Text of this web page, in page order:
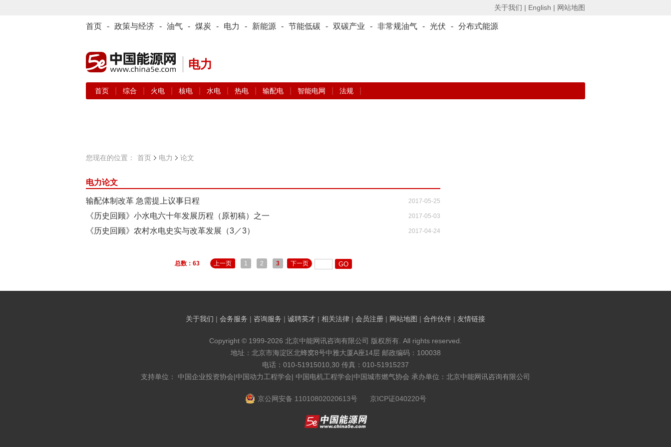
关于我们 | English | 网站地图
首页 - 政策与经济 - 油气 - 煤炭 - 电力 - 新能源 - 节能低碳 - 双碳产业 - 非常规油气 - 光伏 - 分布式能源
电力
首页 综合 火电 核电 水电 热电 输配电 智能电网 法规
您现在的位置： 首页 电力 论文
电力论文
2017-05-25
输配体制改革 急需提上议事日程
2017-05-03
《历史回顾》小水电六十年发展历程（原初稿）之一
2017-04-24
《历史回顾》农村水电史实与改革发展（3／3）
总数：63 上一页 1 2 3 下一页
关于我们 | 会务服务 | 咨询服务 | 诚聘英才 | 相关法律 | 会员注册 | 网站地图 | 合作伙伴 | 友情链接
Copyright © 1999-2026 北京中能网讯咨询有限公司 版权所有. All rights reserved.
地址：北京市海淀区北蜂窝8号中雅大厦A座14层 邮政编码：100038
电话：010-51915010,30 传真：010-51915237
支持单位： 中国企业投资协会|中国动力工程学会| 中国电机工程学会|中国城市燃气协会 承办单位：北京中能网讯咨询有限公司
京公网安备 11010802020613号 京ICP证040220号